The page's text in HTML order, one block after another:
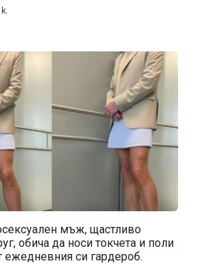
мъж, щастливо
обича да носи токчета и поли
ежедневния си гардероб.